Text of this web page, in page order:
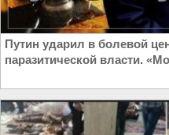
Путин ударил в болевой
паразитической власти.